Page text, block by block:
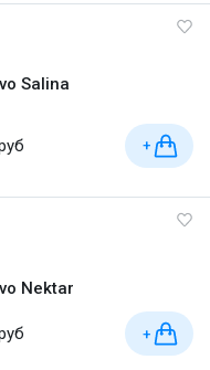
Salina
+
Nektar
+